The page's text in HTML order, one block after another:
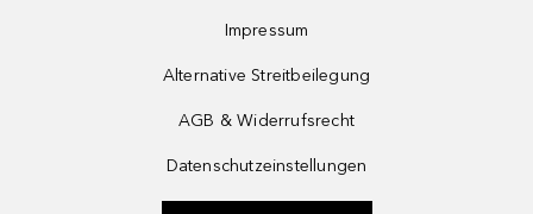
Impressum
Alternative Streitbeilegung
AGB & Widerrufsrecht
Datenschutzeinstellungen